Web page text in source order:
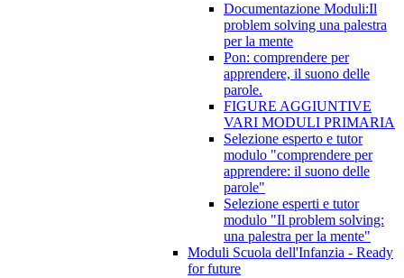
Documentazione Moduli:Il
problem solving una palestra
per la mente
Pon: comprendere per
apprendere, il suono delle
parole.
FIGURE AGGIUNTIVE
VARI MODULI PRIMARIA
Selezione esperto e tutor
modulo "comprendere per
apprendere: il suono delle
parole"
Selezione esperti e tutor
modulo "Il problem solving:
una palestra per la mente"
Moduli Scuola dell'Infanzia - Ready
for future